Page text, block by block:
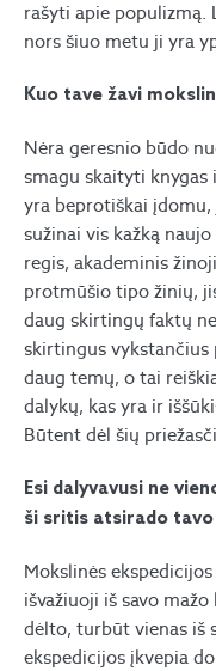
rašyti apie populizmą.
nors šiuo metu ji yra
Kuo tave žavi
Nėra geresnio būdo
smagu skaityti
yra beprotiškai
sužinai vis kažką
regis, akademinis
protmūšio tipo žinių,
daug skirtingų faktų
skirtingus vykstančius
daug temų, o tai
dalykų, kas yra ir
Būtent dėl šių
Esi dalyvavusi ne
ši sritis atsirado tavo
Mokslinės
išvažiuoji iš savo
dėlto, turbūt vienas iš
ekspedicijos įkvepia